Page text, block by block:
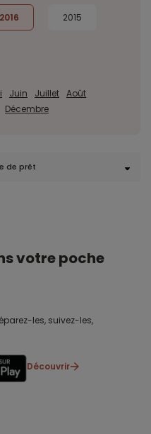
2016 2015
Juin Juillet Août
Décembre
de prêt
votre poche
les, suivez-les,
Découvrir